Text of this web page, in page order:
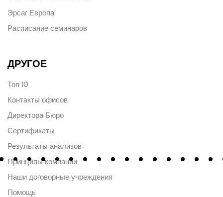
Эрсаг Европа
Расписание семинаров
ДРУГОЕ
Топ 10
Контакты офисов
Директора Бюро
Сертификаты
Результаты анализов
Принципы компании
Наши договорные учреждения
Помощь